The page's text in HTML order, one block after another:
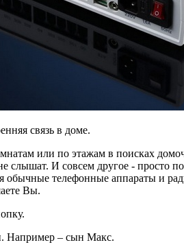
связь в доме.
или по этажам в поисках
слышат. И совсем другое - просто
телефонные аппараты и
Вы.
Например – сын Макс.